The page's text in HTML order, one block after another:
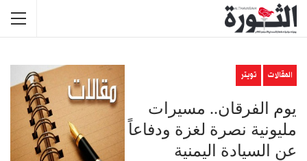
المقالات تويتر
يوم الفرقان.. مسيرات
مليونية نصرة لغزة ودفاعاً
عن السيادة اليمنية